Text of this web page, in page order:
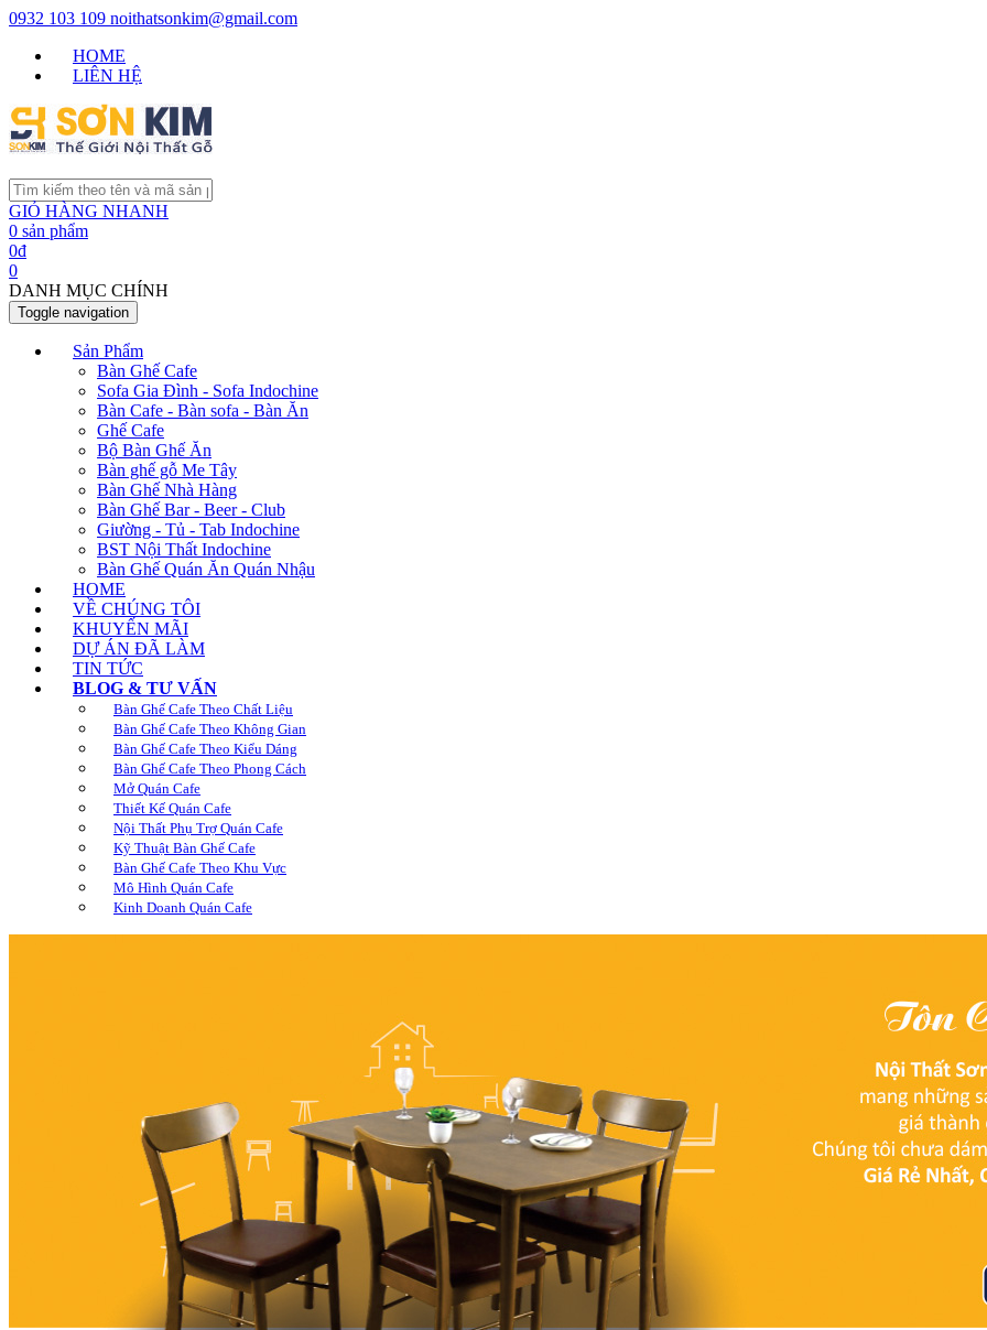
0932 103 109 noithatsonkim@gmail.com
HOME
LIÊN HỆ
GIỎ HÀNG NHANH
0 sản phẩm
0đ
0
DANH MỤC CHÍNH
Toggle navigation
Sản Phẩm
Bàn Ghế Cafe
Sofa Gia Đình - Sofa Indochine
Bàn Cafe - Bàn sofa - Bàn Ăn
Ghế Cafe
Bộ Bàn Ghế Ăn
Bàn ghế gỗ Me Tây
Bàn Ghế Nhà Hàng
Bàn Ghế Bar - Beer - Club
Giường - Tủ - Tab Indochine
BST Nội Thất Indochine
Bàn Ghế Quán Ăn Quán Nhậu
HOME
VỀ CHÚNG TÔI
KHUYẾN MÃI
DỰ ÁN ĐÃ LÀM
TIN TỨC
BLOG & TƯ VẤN
Bàn Ghế Cafe Theo Chất Liệu
Bàn Ghế Cafe Theo Không Gian
Bàn Ghế Cafe Theo Kiểu Dáng
Bàn Ghế Cafe Theo Phong Cách
Mở Quán Cafe
Thiết Kế Quán Cafe
Nội Thất Phụ Trợ Quán Cafe
Kỹ Thuật Bàn Ghế Cafe
Bàn Ghế Cafe Theo Khu Vực
Mô Hình Quán Cafe
Kinh Doanh Quán Cafe